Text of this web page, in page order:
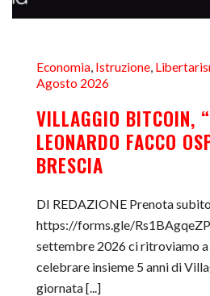
Economia, Istruzione,
Agosto 2026
VILLAGGIO BITCOIN,
LEONARDO FACCO
BRESCIA
DI REDAZIONE Prenota
https://forms.gle/
settembre 2026 ci ritroviamo
celebrare insieme 5 anni di
giornata [...]